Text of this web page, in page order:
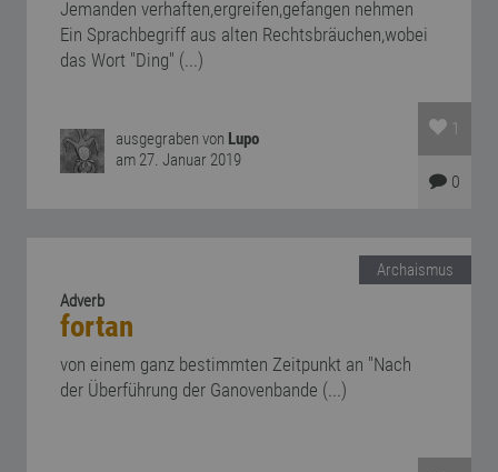
Jemanden verhaften,ergreifen,gefangen nehmen
Ein Sprachbegriff aus alten Rechtsbräuchen,wobei
das Wort "Ding" (...)
ausgegraben von Lupo
am 27. Januar 2019
1
0
Archaismus
Adverb
fortan
von einem ganz bestimmten Zeitpunkt an "Nach
der Überführung der Ganovenbande (...)